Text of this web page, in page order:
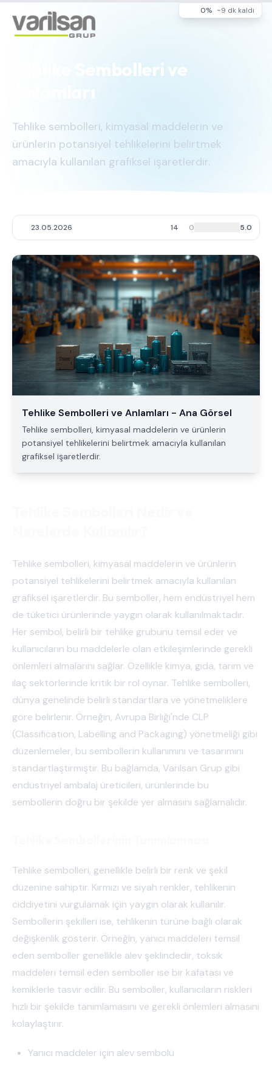
0% ~9 dk kaldı
Tehlike Sembolleri ve
Tehlike sembolleri, kimyasal maddelerin ve
ürünlerin potansiyel tehlikelerini belirtmek
amacıyla kullanılan grafiksel işaretlerdir.
23.05.2026 14 0 5.0
Tehlike Sembolleri ve Anlamları - Ana Görsel
Tehlike sembolleri, kimyasal maddelerin ve ürünlerin
potansiyel tehlikelerini belirtmek amacıyla kullanılan
grafiksel işaretlerdir.
Tehlike sembolleri, kimyasal maddelerin ve ürünlerin
potansiyel tehlikelerini belirtmek amacıyla kullanılan
grafiksel işaretlerdir. Bu semboller, hem endüstriyel hem
de tüketici ürünlerinde yaygın olarak kullanılmaktadır.
Her sembol, belirli bir tehlike grubunu temsil eder ve
kullanıcıların bu maddelerle olan etkileşimlerinde gerekli
önlemleri almalarını sağlar. Özellikle kimya, gıda, tarım ve
ilaç sektörlerinde kritik bir rol oynar. Tehlike sembolleri,
dünya genelinde belirli standartlara ve yönetmeliklere
göre belirlenir. Örneğin, Avrupa Birliği'nde CLP
(Classification, Labelling and Packaging) yönetmeliği gibi
düzenlemeler, bu sembollerin kullanımını ve tasarımını
standartlaştırmıştır. Bu bağlamda, Varilsan Grup gibi
endüstriyel ambalaj üreticileri, ürünlerinde bu
sembollerin doğru bir şekilde yer almasını sağlamalıdır.
Tehlike sembolleri, genellikle belirli bir renk ve şekil
düzenine sahiptir. Kırmızı ve siyah renkler, tehlikenin
ciddiyetini vurgulamak için yaygın olarak kullanılır.
Sembollerin şekilleri ise, tehlikenin türüne bağlı olarak
değişkenlik gösterir. Örneğin, yanıcı maddeleri temsil
eden semboller genellikle alev şeklindedir, toksik
maddeleri temsil eden semboller ise bir kafatası ve
kemiklerle tasvir edilir. Bu semboller, kullanıcıların riskleri
hızlı bir şekilde tanımlamasını ve gerekli önlemleri almasını
kolaylaştırır.
Yanıcı maddeler için alev sembolü